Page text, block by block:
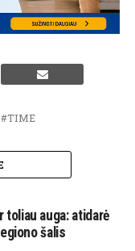
TIME
toliau auga: atidarė
šalis